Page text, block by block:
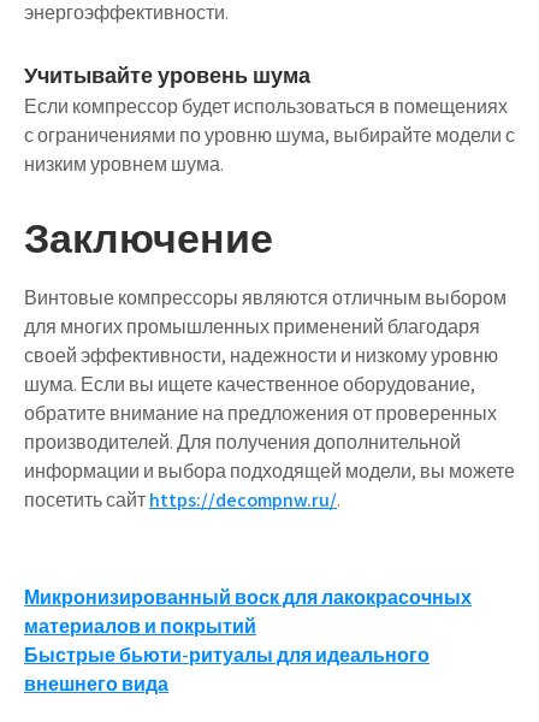
энергоэффективности.
Учитывайте уровень шума
Если компрессор будет использоваться в помещениях
с ограничениями по уровню шума, выбирайте модели с
низким уровнем шума.
Заключение
Винтовые компрессоры являются отличным выбором
для многих промышленных применений благодаря
своей эффективности, надежности и низкому уровню
шума. Если вы ищете качественное оборудование,
обратите внимание на предложения от проверенных
производителей. Для получения дополнительной
информации и выбора подходящей модели, вы можете
посетить сайтhttps://decompnw.ru/.
Навигация
по
записям
Микронизированный воск для лакокрасочных
материалов и покрытий
Быстрые бьюти-ритуалы для идеального
внешнего вида